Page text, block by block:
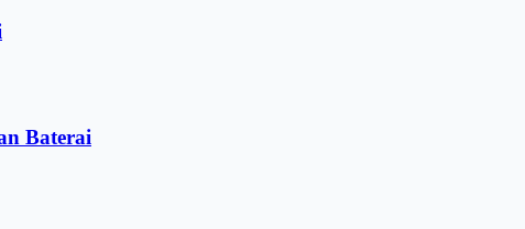
Baterai